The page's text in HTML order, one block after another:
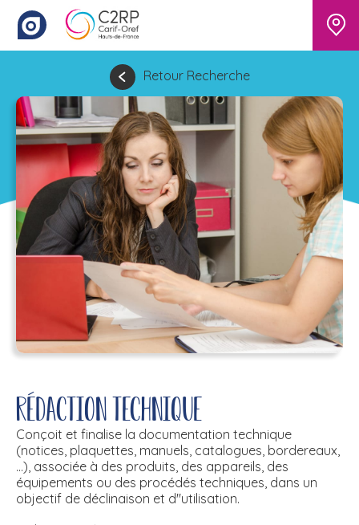
Retour Recherche
Rédaction technique
Conçoit et finalise la documentation technique
(notices, plaquettes, manuels, catalogues, bordereaux,
...), associée à des produits, des appareils, des
équipements ou des procédés techniques, dans un
objectif de déclinaison et d''utilisation.